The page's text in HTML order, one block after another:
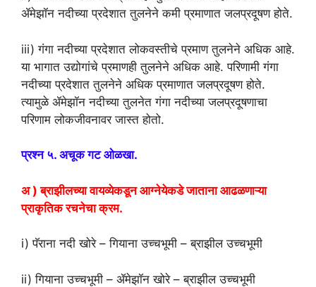
ॲमेझॉन नदीच्या प्रदेशात तुलनेने कमी प्रमाणात जलप्रदूषण होते.
iii) गंगा नदीच्या प्रदेशात लोकवस्तीचे प्रमाण तुलनेने अधिक आहे.
या भागात उद्योगांचे प्रमाणही तुलनेने अधिक आहे. परिणामी गंगा
नदीच्या प्रदेशात तुलनेने अधिक प्रमाणात जलप्रदूषण होते.
त्यामुळे ॲमेझॉन नदीच्या तुलनेत गंगा नदीच्या जलप्रदूषणाचा
परिणाम लोकजीवनावर जास्त होतो.
प्रश्न ५. अचूक गट ओळखा.
अ ) ब्राझीलच्या वायव्येकडून आग्नेयेकडे जाताना आढळणाऱ्या
प्राकृतिक रचनेचा क्रम.
i) पॅराना नदी खोरे – गियाना उच्चभूमी – ब्राझील उच्चभूमी
ii) गियाना उच्चभूमी – ॲमेझॉन खोरे – ब्राझील उच्चभूमी